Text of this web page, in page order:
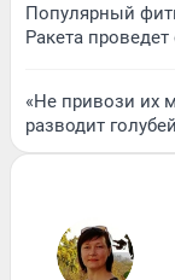
Популярный
Ракета
«Не привози их
разводит